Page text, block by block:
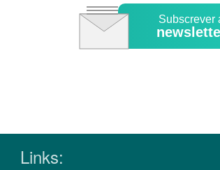
Subscrever
Links: